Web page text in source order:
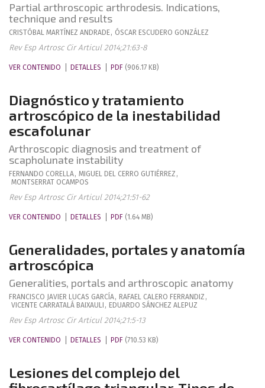
Partial arthroscopic arthrodesis. Indications,
technique and results
CRISTÓBAL MARTÍNEZ ANDRADE, ÓSCAR ESCUDERO GONZÁLEZ
Rev Esp Artrosc Cir Articul 2014;21:63-8
VER CONTENIDO DETALLES PDF (906.17 KB)
Diagnóstico y tratamiento
artroscópico de la inestabilidad
escafolunar
Arthroscopic diagnosis and treatment of
scapholunate instability
FERNANDO CORELLA, MIGUEL DEL CERRO GUTIÉRREZ ,
MONTSERRAT OCAMPOS
Rev Esp Artrosc Cir Articul 2014;21:51-62
VER CONTENIDO DETALLES PDF (1.64 MB)
Generalidades, portales y anatomía
artroscópica
Generalities, portals and arthroscopic anatomy
FRANCISCO JAVIER LUCAS GARCÍA, RAFAEL CALERO FERRANDIZ ,
VICENTE CARRATALÁ BAIXAULI , EDUARDO SÁNCHEZ ALEPUZ
Rev Esp Artrosc Cir Articul 2014;21:5-13
VER CONTENIDO DETALLES PDF (710.53 KB)
Lesiones del complejo del